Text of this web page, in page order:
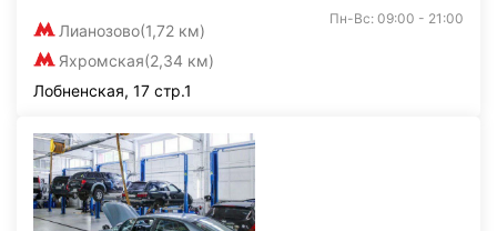
Лианозово(1,72 км)
Яхромская(2,34 км)
Пн-Вс: 09:00 - 21:00
Лобненская, 17 стр.1